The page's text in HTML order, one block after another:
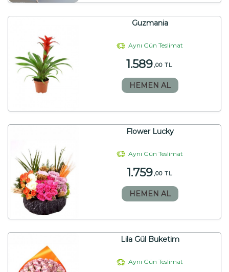
Guzmania
Aynı Gün Teslimat
1.589 ,00 TL
HEMEN AL
Flower Lucky
Aynı Gün Teslimat
1.759 ,00 TL
HEMEN AL
Lila Gül Buketim
Aynı Gün Teslimat